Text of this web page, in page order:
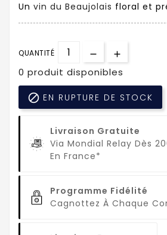
Un vin du Beaujolais floral et
QUANTITÉ
0 produit disponibles
 EN RUPTURE DE STOCK
Livraison Gratuite
Via Mondial Relay Dès
En France*
Programme Fidélité
Cagnottez À Chaque